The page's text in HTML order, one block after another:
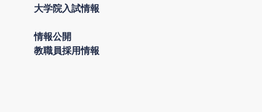
大学院入試情報
情報公開
教職員採用情報